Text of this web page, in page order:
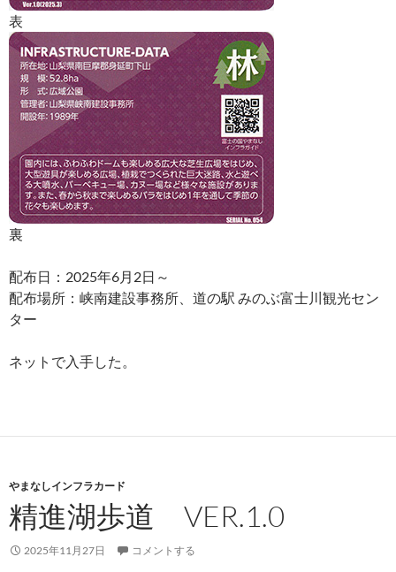
表
裏
配布日：2025年6月2日～
配布場所：峡南建設事務所、道の駅 みのぶ富士川観光セン
ター
ネットで入手した。
やまなしインフラカード
精進湖歩道 VER.1.0
2025年11月27日 コメントする